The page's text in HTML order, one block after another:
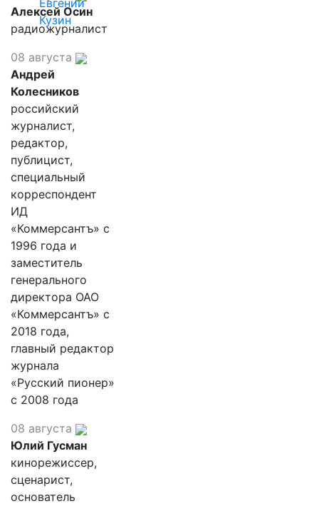
Евгений
Кузин
Алексей Осин
радиожурналист
08 августа
Андрей
Колесников
российский
журналист,
редактор,
публицист,
специальный
корреспондент
ИД
«Коммерсантъ» с
1996 года и
заместитель
генерального
директора ОАО
«Коммерсантъ» с
2018 года,
главный редактор
журнала
«Русский пионер»
с 2008 года
08 августа
Юлий Гусман
кинорежиссер,
сценарист,
основатель